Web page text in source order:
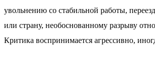
увольнению со стабильной работы,
или страну, необоснованному разрыву
Критика воспринимается агрессивно,